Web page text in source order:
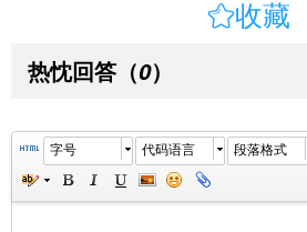
收藏
热忱回答 （0）
字号 代码语言 段落格式